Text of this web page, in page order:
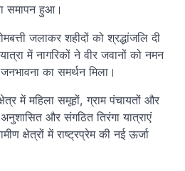
समापन हुआ।
जलाकर शहीदों को श्रद्धांजलि दी
में नागरिकों ने वीर जवानों को नमन
का समर्थन मिला।
में महिला समूहों, ग्राम पंचायतों और
और संगठित तिरंगा यात्राएं
क्षेत्रों में राष्ट्रप्रेम की नई ऊर्जा